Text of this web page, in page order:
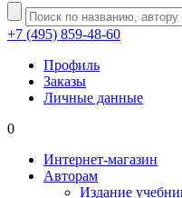
+7 (495) 859-48-60
Профиль
Заказы
Личные данные
0
Интернет-магазин
Авторам
Издание